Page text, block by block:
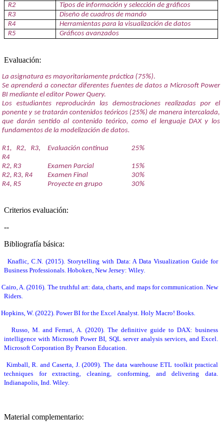
R2
Tipos de información y selección de gráficos
R3
Diseño de cuadros de mando
R4
Herramientas para la visualización de datos
R5
Gráficos avanzados
Evaluación:
La asignatura es mayoritariamente práctica (75%).
Se aprenderá a conectar diferentes fuentes de datos a Microsoft Power
BI mediante el editor Power Query.
Los estudiantes reproducirán las demostraciones realizadas por el
ponente y se tratarán contenidos teóricos (25%) de manera intercalada,
que darán sentido al contenido teórico, como el lenguaje DAX y los
fundamentos de la modelización de datos.
R1, R2, R3,
R4
Evaluación continua 25%
R2, R3 Examen Parcial
15%
R2, R3, R4
Examen Final
30%
R4, R5
Proyecte en grupo 30%
Criterios evaluación:
--
Bibliografía básica:
Knaflic, C.N. (2015). Storytelling with Data: A Data Visualization Guide for
Business Professionals. Hoboken, New Jersey: Wiley.
Cairo, A. (2016). The truthful art: data, charts, and maps for communication. New
Riders.
‌Hopkins, W. (2022). Power BI for the Excel Analyst. Holy Macro! Books.
Russo, M. and Ferrari, A. (2020). The definitive guide to DAX: business
intelligence with Microsoft Power BI, SQL server analysis services, and Excel.
Microsoft Corporation By Pearson Education.
Kimball, R. and Caserta, J. (2009). The data warehouse ETL toolkit practical
techniques for extracting, cleaning, conforming, and delivering data.
Indianapolis, Ind. Wiley.
Material complementario: